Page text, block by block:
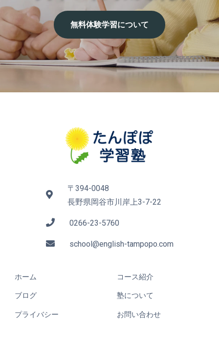
無料体験学習について
〒394-0048
長野県岡谷市川岸上3-7-22
0266-23-5760
school@english-tampopo.com
ホーム コース紹介
ブログ 塾について
プライバシー お問い合わせ